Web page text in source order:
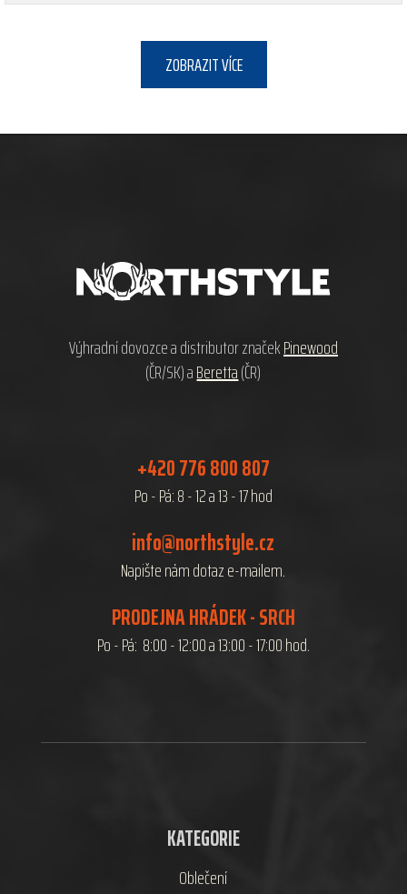
ZOBRAZIT VÍCE
Výhradní dovozce a distributor značekPinewood
(ČR/SK) aBeretta(ČR)
+420 776 800 807
Po - Pá: 8 - 12 a 13 - 17 hod
info@northstyle.cz
Napište nám dotaz e-mailem.
PRODEJNA HRÁDEK - SRCH
Po - Pá: 8:00 - 12:00 a 13:00 - 17:00 hod.
KATEGORIE
Oblečení